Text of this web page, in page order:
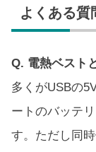
よくある質
Q. 電熱ベスト
多くがUSBの
ートのバッテ
す。ただし同